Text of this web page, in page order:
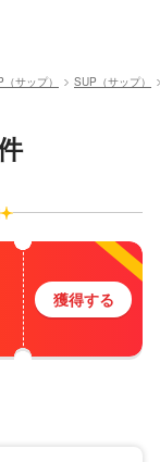
サップ） SUP（サップ）
獲得する